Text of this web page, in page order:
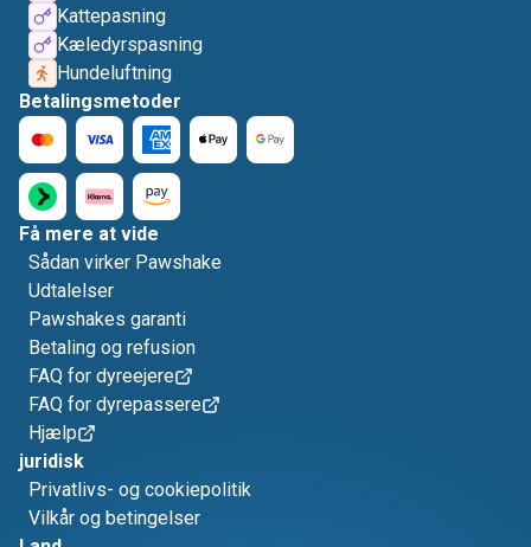
Kattepasning
Kæledyrspasning
Hundeluftning
Betalingsmetoder
Få mere at vide
Sådan virker Pawshake
Udtalelser
Pawshakes garanti
Betaling og refusion
FAQ for dyreejere
FAQ for dyrepassere
Hjælp
juridisk
Privatlivs- og cookiepolitik
Vilkår og betingelser